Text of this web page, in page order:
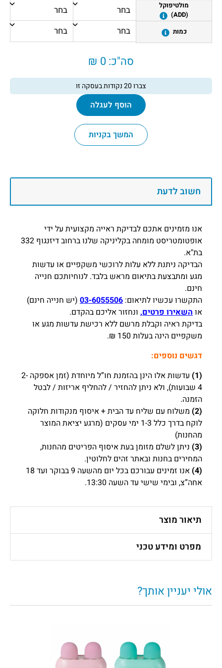
מולטיפוקל
(ADD)
כמות
סה"כ:0 ₪
צברו20נקודות בעסקה זו
הוסף לעגלה
המשך בקניות
חשוב לדעת
אנו מזמינים אתכם לבדיקת ראייה מקצועית על ידי
אופטומטריסט מומחה בקליניקה שלנו ברחוב דיזנגוף 332
בת"א.
הבדיקה ניתנת ללא עלות לרוכשי משקפיים או עדשות
מגע ומתבצעת בתיאום מראש בלבד. לנוחיותכם חנייה
חינם.
התקשרו עכשיו לתיאום: 03-6055506 (יש חנייה חינם)
אוהשאירו פרטים, ונחזור אליכם בהקדם.
בדיקת ראיה וקבלת מרשם ללא רכישת עדשות מגע או
משקפיים הינה בעלות 150 ₪.
דגשים נוספים:
(1)
עדשות אלו הינן בהזמנת חו”ל מיוחדת (זמן אספקה 2-
4 שבועות), ולא ניתן להחזיר / להחליף אריזות / לבטל
הזמנה.
(2)
משלוח עם שליח עד הבית + איסוף מנקודות חלוקה
לוקח בדרך כלל 1-3 ימי עסקים (מרגע יציאת המוצר
מהחנות)
(3)
ניתן לשלם מזומן בעת איסוף הפריטים מהחנות,
המחירים בחנות ובאתר זהים לחלוטין.
(4)
אנו זמינים עבורכם בכל יום מהשעה 9 בבוקר ועד 18
אחה”צ, ובימי שישי עד השעה 13:30.
תיאור מוצר
מפרט ומידע טכני
אולי יעניין אותך?